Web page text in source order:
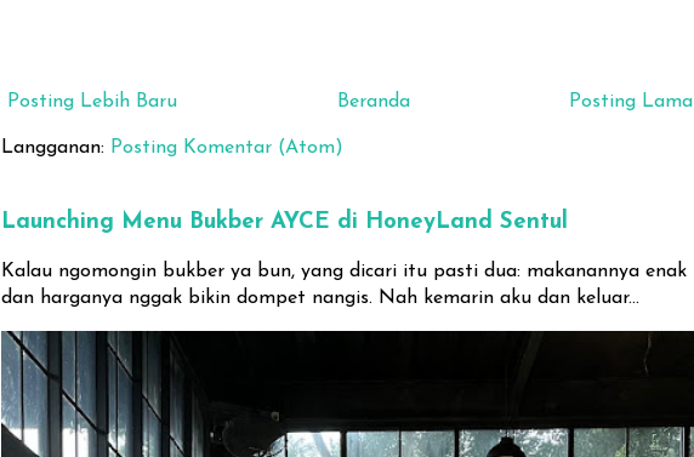
Posting Lebih Baru Posting Lama
Beranda
Langganan: Posting Komentar (Atom)
Launching Menu Bukber AYCE di HoneyLand Sentul
Kalau ngomongin bukber ya bun, yang dicari itu pasti dua: makanannya enak
dan harganya nggak bikin dompet nangis. Nah kemarin aku dan keluar...